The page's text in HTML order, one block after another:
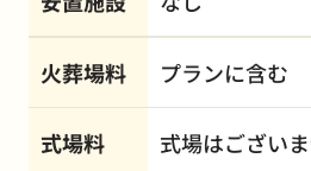
火葬場料 プランに含む
式場料 式場はござい